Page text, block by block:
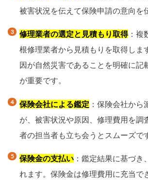
被害状況を伝えて保険申請の意向を
修理業者の選定と見積もり取得：複
根修理業者から見積もりを取得しま
因が自然災害であることを明確に記
が重要です。
保険会社による鑑定 ：保険会社から
が、被害状況や原因、修理費用を調
者の担当者も立ち会うとスムーズで
保険金の支払い：鑑定結果に基づき
れます。保険金は修理費用に充当で